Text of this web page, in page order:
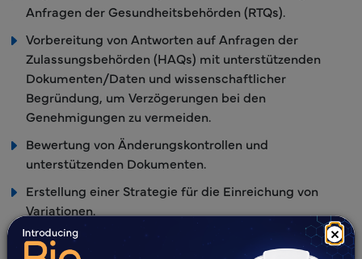
×
Anfragen der Gesundheitsbehörden (RTQs).
Vorbereitung von Antworten auf Anfragen der
Zulassungsbehörden (HAQs) mit unterstützenden
Dokumenten/Daten und wissenschaftlicher
Begründung, um Verzögerungen bei den
Genehmigungen zu vermeiden.
Bewertung von Änderungskontrollen und
unterstützenden Dokumenten.
Erstellung einer Strategie für die Einreichung von
Variationen.
Zusammenstellung und Einreichung von Änderungen